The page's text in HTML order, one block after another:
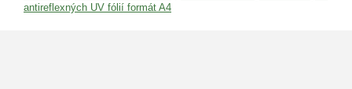
antireflexných UV fólií formát A4